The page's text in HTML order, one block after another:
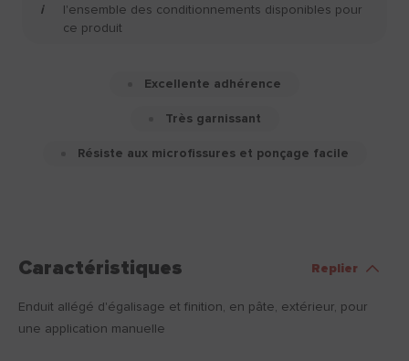
l'ensemble des conditionnements disponibles pour
ce produit
Excellente adhérence
Très garnissant
Résiste aux microfissures et ponçage facile
Caractéristiques Replier
Enduit allégé d'égalisage et finition, en pâte, extérieur, pour
une application manuelle